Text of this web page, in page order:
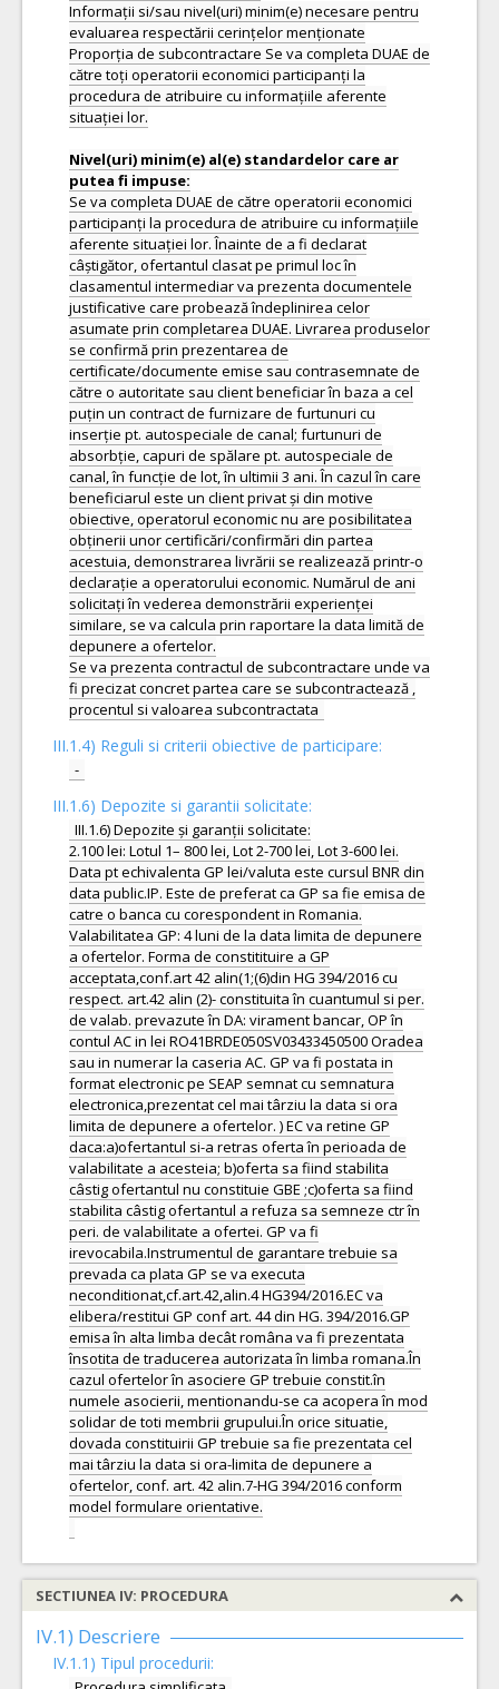
Informații si/sau nivel(uri) minim(e) necesare pentru
evaluarea respectării cerințelor menționate
Proporția de subcontractare Se va completa DUAE de
către toți operatorii economici participanți la
procedura de atribuire cu informațiile aferente
situației lor.
Nivel(uri) minim(e) al(e) standardelor care ar
Se va completa DUAE de către operatorii economici
participanți la procedura de atribuire cu informațiile
aferente situației lor. Înainte de a fi declarat
câștigător, ofertantul clasat pe primul loc în
clasamentul intermediar va prezenta documentele
justificative care probează îndeplinirea celor
asumate prin completarea DUAE. Livrarea produselor
se confirmă prin prezentarea de
certificate/documente emise sau contrasemnate de
către o autoritate sau client beneficiar în baza a cel
puțin un contract de furnizare de furtunuri cu
inserție pt. autospeciale de canal; furtunuri de
absorbție, capuri de spălare pt. autospeciale de
canal, în funcție de lot, în ultimii 3 ani. În cazul în care
beneficiarul este un client privat și din motive
obiective, operatorul economic nu are posibilitatea
obținerii unor certificări/confirmări din partea
acestuia, demonstrarea livrării se realizează printr-o
declarație a operatorului economic. Numărul de ani
solicitați în vederea demonstrării experienței
similare, se va calcula prin raportare la data limită de
depunere a ofertelor.
Se va prezenta contractul de subcontractare unde va
fi precizat concret partea care se subcontractează ,
III.1.4) Reguli si criterii obiective de participare:
-
III.1.6) Depozite si garantii solicitate:
III.1.6) Depozite și garanții solicitate:
2.100 lei: Lotul 1– 800 lei, Lot 2-700 lei, Lot 3-600 lei.
Data pt echivalenta GP lei/valuta este cursul BNR din
data public.IP. Este de preferat ca GP sa fie emisa de
catre o banca cu corespondent in Romania.
Valabilitatea GP: 4 luni de la data limita de depunere
a ofertelor. Forma de constitituire a GP
acceptata,conf.art 42 alin(1;(6)din HG 394/2016 cu
respect. art.42 alin (2)- constituita în cuantumul si per.
de valab. prevazute în DA: virament bancar, OP în
contul AC in lei RO41BRDE050SV03433450500 Oradea
sau in numerar la caseria AC. GP va fi postata in
format electronic pe SEAP semnat cu semnatura
electronica,prezentat cel mai târziu la data si ora
limita de depunere a ofertelor. ) EC va retine GP
daca:a)ofertantul si-a retras oferta în perioada de
valabilitate a acesteia; b)oferta sa fiind stabilita
câstig ofertantul nu constituie GBE ;c)oferta sa fiind
stabilita câstig ofertantul a refuza sa semneze ctr în
peri. de valabilitate a ofertei. GP va fi
irevocabila.Instrumentul de garantare trebuie sa
prevada ca plata GP se va executa
neconditionat,cf.art.42,alin.4 HG394/2016.EC va
elibera/restitui GP conf art. 44 din HG. 394/2016.GP
emisa în alta limba decât româna va fi prezentata
însotita de traducerea autorizata în limba romana.În
cazul ofertelor în asociere GP trebuie constit.în
numele asocierii, mentionandu-se ca acopera în mod
solidar de toti membrii grupului.În orice situatie,
dovada constituirii GP trebuie sa fie prezentata cel
mai târziu la data si ora-limita de depunere a
ofertelor, conf. art. 42 alin.7-HG 394/2016 conform
model formulare orientative.
SECTIUNEA IV: PROCEDURA
IV.1) Descriere
IV.1.1) Tipul procedurii: